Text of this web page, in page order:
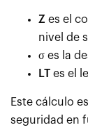
Z es el
nivel de
σ es la
LT es el
Este cálculo
seguridad en